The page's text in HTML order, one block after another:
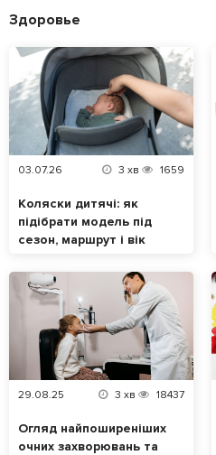
Здоровье
03.07.26 3 хв 1659
Коляски дитячі: як
підібрати модель під
сезон, маршрут і вік
29.08.25 3 хв 18437
Огляд найпоширеніших
очних захворювань та